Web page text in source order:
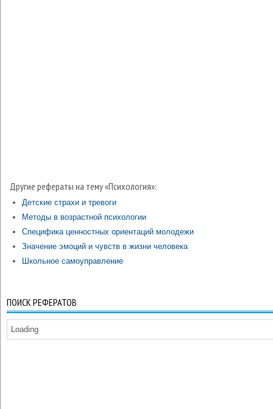
Другие рефераты на тему «Психология»:
Детские страхи и тревоги
Методы в возрастной психологии
Специфика ценностных ориентаций молодежи
Значение эмоций и чувств в жизни человека
Школьное самоуправление
ПОИСК РЕФЕРАТОВ
Loading